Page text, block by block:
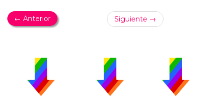
← Anterior Siguiente →